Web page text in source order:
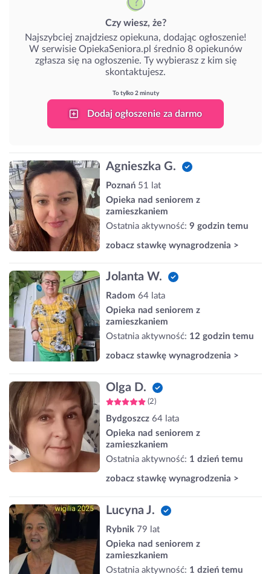
Czy wiesz, że?
Najszybciej znajdziesz opiekuna, dodając ogłoszenie!
W serwisie OpiekaSeniora.pl średnio 8 opiekunów
zgłasza się na ogłoszenie. Ty wybierasz z kim się
skontaktujesz.
To tylko 2 minuty
Dodaj ogłoszenie za darmo
Agnieszka G.
Poznań 51 lat
Opieka nad seniorem z
zamieszkaniem
Ostatnia aktywność: 9 godzin temu
zobacz stawkę wynagrodzenia >
Jolanta W.
Radom 64 lata
Opieka nad seniorem z
zamieszkaniem
Ostatnia aktywność: 12 godzin temu
zobacz stawkę wynagrodzenia >
Olga D.
(2)
Bydgoszcz 64 lata
Opieka nad seniorem z
zamieszkaniem
Ostatnia aktywność: 1 dzień temu
zobacz stawkę wynagrodzenia >
Lucyna J.
Rybnik 79 lat
Opieka nad seniorem z
zamieszkaniem
Ostatnia aktywność: 1 dzień temu